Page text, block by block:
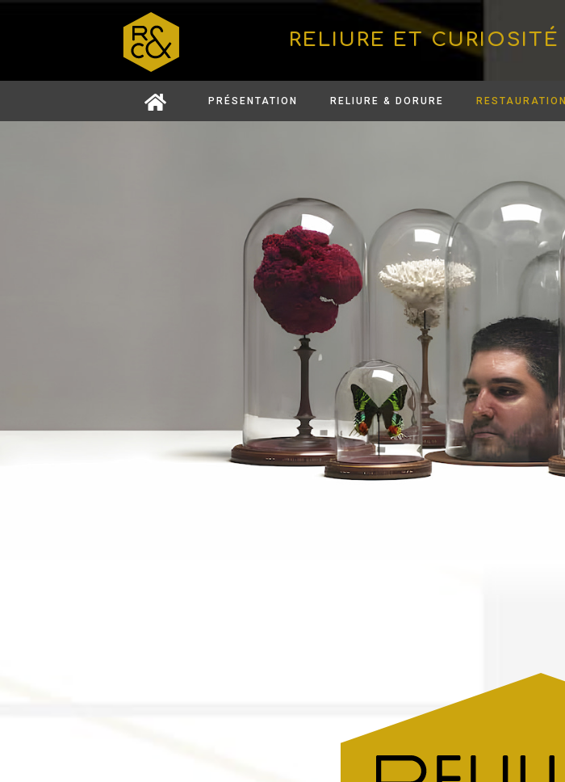
RELIURE ET CURIOSITÉ
PRÉSENTATION RELIURE & DORURE RESTAURATION